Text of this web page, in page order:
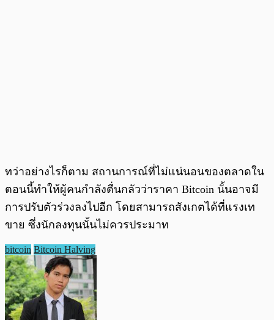
ทว่าอย่างไรก็ตาม สถานการณ์ที่ไม่แน่นอนของตลาดใน
ตอนนี้ทำให้ผู้คนกำลังตื่นกลัวว่าราคา Bitcoin นั้นอาจมี
การปรับตัวร่วงลงไปอีก โดยสามารถสังเกตได้ที่แรงเท
ขาย ซึ่งนักลงทุนนั้นไม่ควรประมาท
bitcoin Bitcoin Halving